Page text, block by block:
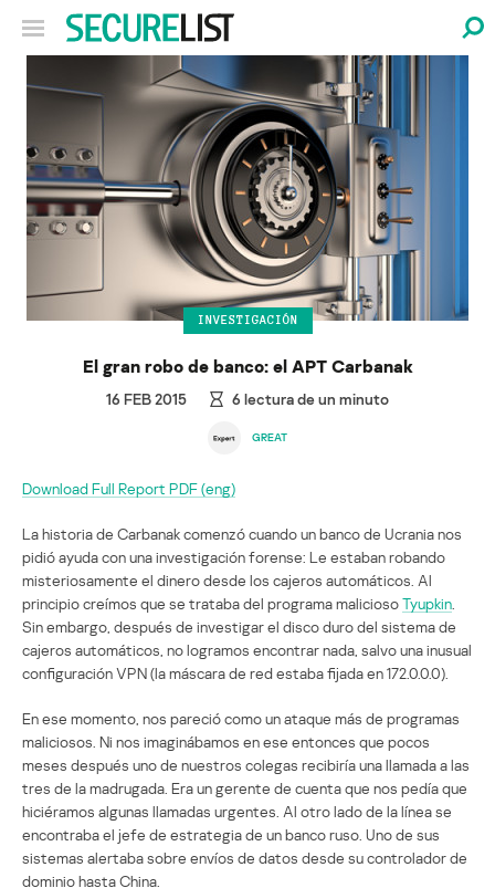
INVESTIGACIÓN
El gran robo de banco: el APT Carbanak
16 FEB 2015 6 lectura de un minuto
GREAT
Download Full Report PDF (eng)
La historia de Carbanak comenzó cuando un banco de Ucrania nos
pidió ayuda con una investigación forense: Le estaban robando
misteriosamente el dinero desde los cajeros automáticos. Al
principio creímos que se trataba del programa maliciosoTyupkin
Sin embargo, después de investigar el disco duro del sistema de
cajeros automáticos, no logramos encontrar nada, salvo una inusual
configuración VPN (la máscara de red estaba fijada en 172.0.0.0).
En ese momento, nos pareció como un ataque más de programas
maliciosos. Ni nos imaginábamos en ese entonces que pocos
meses después uno de nuestros colegas recibiría una llamada a las
tres de la madrugada. Era un gerente de cuenta que nos pedía que
hiciéramos algunas llamadas urgentes. Al otro lado de la línea se
encontraba el jefe de estrategia de un banco ruso. Uno de sus
sistemas alertaba sobre envíos de datos desde su controlador de
dominio hasta China.